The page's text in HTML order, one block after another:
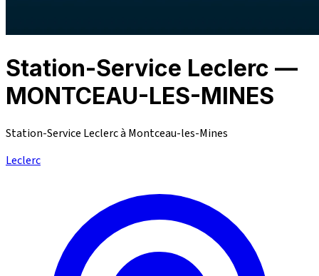
Station-Service Leclerc —
MONTCEAU-LES-MINES
Station-Service Leclerc à Montceau-les-Mines
Leclerc